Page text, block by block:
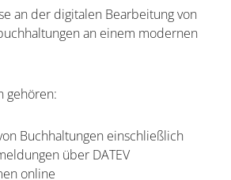
an der digitalen Bearbeitung von
an einem modernen
gehören:
Buchhaltungen einschließlich
über DATEV
online